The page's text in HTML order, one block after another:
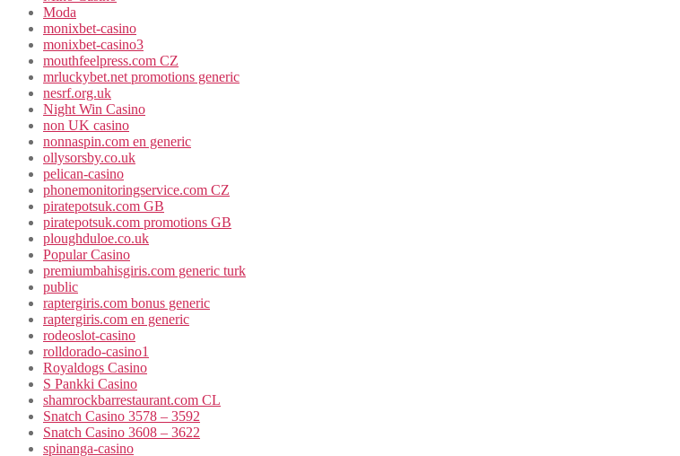
Moda
monixbet-casino
monixbet-casino3
mouthfeelpress.com CZ
mrluckybet.net promotions generic
nesrf.org.uk
Night Win Casino
non UK casino
nonnaspin.com en generic
ollysorsby.co.uk
pelican-casino
phonemonitoringservice.com CZ
piratepotsuk.com GB
piratepotsuk.com promotions GB
ploughduloe.co.uk
Popular Casino
premiumbahisgiris.com generic turk
public
raptergiris.com bonus generic
raptergiris.com en generic
rodeoslot-casino
rolldorado-casino1
Royaldogs Casino
S Pankki Casino
shamrockbarrestaurant.com CL
Snatch Casino 3578 – 3592
Snatch Casino 3608 – 3622
spinanga-casino